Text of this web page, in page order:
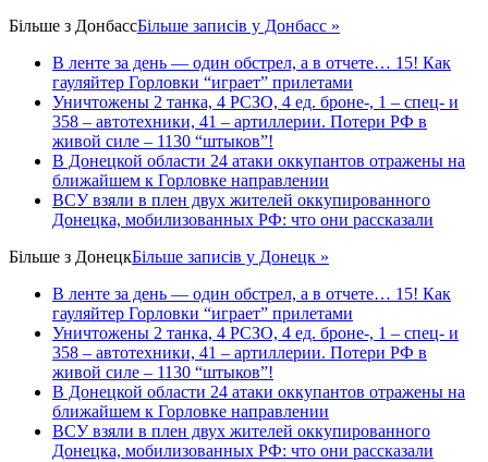
Більше з ДонбассБільше записів у Донбасс »
В ленте за день — один обстрел, а в отчете… 15! Как
гауляйтер Горловки “играет” прилетами
Уничтожены 2 танка, 4 РСЗО, 4 ед. броне-, 1 – спец- и
358 – автотехники, 41 – артиллерии. Потери РФ в
живой силе – 1130 “штыков”!
В Донецкой области 24 атаки оккупантов отражены на
ближайшем к Горловке направлении
ВСУ взяли в плен двух жителей оккупированного
Донецка, мобилизованных РФ: что они рассказали
Більше з ДонецкБільше записів у Донецк »
В ленте за день — один обстрел, а в отчете… 15! Как
гауляйтер Горловки “играет” прилетами
Уничтожены 2 танка, 4 РСЗО, 4 ед. броне-, 1 – спец- и
358 – автотехники, 41 – артиллерии. Потери РФ в
живой силе – 1130 “штыков”!
В Донецкой области 24 атаки оккупантов отражены на
ближайшем к Горловке направлении
ВСУ взяли в плен двух жителей оккупированного
Донецка, мобилизованных РФ: что они рассказали